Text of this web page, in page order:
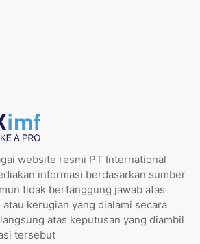
website resmi PT International
informasi berdasarkan sumber
tidak bertanggung jawab atas
kerugian yang dialami secara
atas keputusan yang diambil
tersebut